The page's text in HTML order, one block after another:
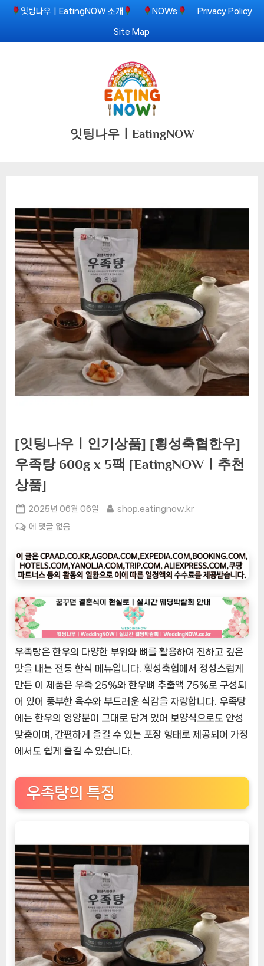
Skip
content
잇팅나우ㅣEatingNOW 소개 NOWs Privacy Policy
Site Map
잇팅나우ㅣEatingNOW
[잇팅나우ㅣ인기상품] [횡성축협한우]
우족탕 600g x 5팩 [EatingNOWㅣ추천
상품]
Posted
on
2025년 06월 06일 By
shop.eatingnow.kr
[잇
나
우
ㅣ
인
기
상
품]
[횡
성
축
협
우]
우
족
x
5
ㅣ
추
천
상
품]
에 댓글 없음
우족탕은 한우의 다양한 부위와 뼈를 활용하여 진하고 깊은
맛을 내는 전통 한식 메뉴입니다. 횡성축협에서 정성스럽게
만든 이 제품은 우족 25%와 한우뼈 추출액 75%로 구성되
어 있어 풍부한 육수와 부드러운 식감을 자랑합니다. 우족탕
에는 한우의 영양분이 그대로 담겨 있어 보양식으로도 안성
맞춤이며, 간편하게 즐길 수 있는 포장 형태로 제공되어 가정
에서도 쉽게 즐길 수 있습니다.
우족탕의 특징